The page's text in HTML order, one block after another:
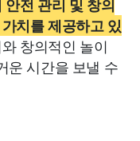
전 관리 및 창의
치를 제공하고 있
창의적인 놀이
운 시간을 보낼 수